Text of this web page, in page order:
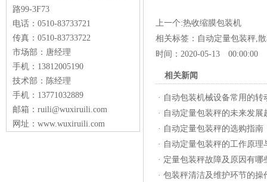
路99-3F73
电话：0510-83733721
传真：0510-83733722
市场部：唐经理
手机：13812005190
技术部：陈经理
手机：13771032889
邮箱：ruili@wuxiruili.com
网址：www.wuxiruili.com
上一个:热收缩膜包装机
相关标签： 自动定量包装秤,
时间：2020-05-13 00:00:00
相关新闻
· 自动包装机械设备常用的转
· 自动定量包装秤的未来发展
· 自动定量包装秤的选购指南
· 自动定量包装秤的工作原理
· 定量包装秤故障及原因有哪
· 包装秤清洁及维护环节的操